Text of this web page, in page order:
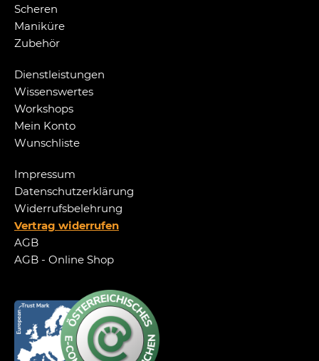
Scheren
Maniküre
Zubehör
Dienstleistungen
Wissenswertes
Workshops
Mein Konto
Wunschliste
Impressum
Datenschutzerklärung
Widerrufsbelehrung
Vertrag widerrufen
AGB
AGB - Online Shop